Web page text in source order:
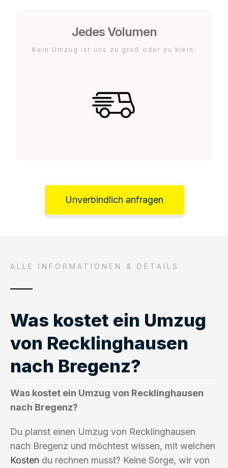
Jedes Volumen
Kein Umzug ist uns zu groß oder zu klein.
Unverbindlich anfragen
ALLE INFORMATIONEN & DETAILS
Was kostet ein Umzug
von Recklinghausen
nach Bregenz?
Was kostet ein Umzug von Recklinghausen
nach Bregenz?
Du planst einen Umzug von Recklinghausen
nach Bregenz und möchtest wissen, mit welchen
Kosten du rechnen musst? Keine Sorge, wir von